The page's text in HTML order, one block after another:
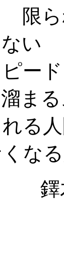
限ら
い
ピー
ま
る
な
木